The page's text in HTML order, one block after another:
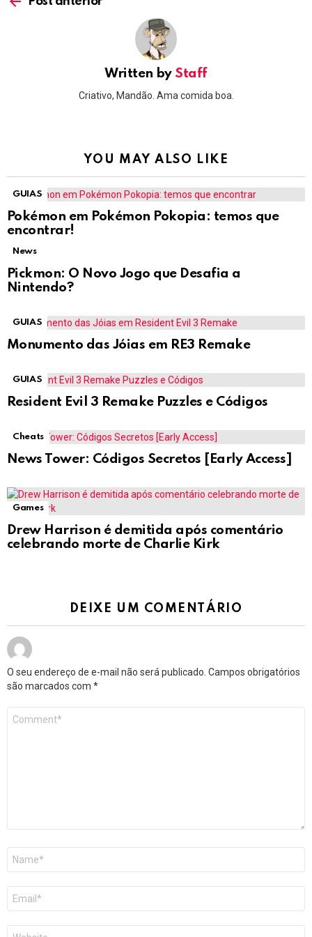
Written by Staff
Criativo, Mandão. Ama comida boa.
YOU MAY ALSO LIKE
GUIAS
Pokémon em Pokémon Pokopia: temos que
encontrar!
News
Pickmon: O Novo Jogo que Desafia a
Nintendo?
GUIAS
Monumento das Jóias em RE3 Remake
GUIAS
Resident Evil 3 Remake Puzzles e Códigos
Cheats
News Tower: Códigos Secretos [Early Access]
Games
Drew Harrison é demitida após comentário
celebrando morte de Charlie Kirk
DEIXE UM COMENTÁRIO
O seu endereço de e-mail não será publicado. Campos obrigatórios
são marcados com *
mail
*